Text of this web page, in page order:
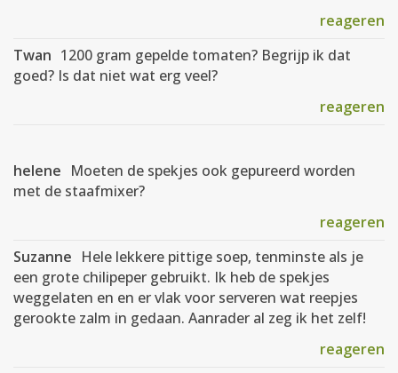
reageren
Twan 1200 gram gepelde tomaten? Begrijp ik dat
goed? Is dat niet wat erg veel?
reageren
helene Moeten de spekjes ook gepureerd worden
met de staafmixer?
reageren
Suzanne Hele lekkere pittige soep, tenminste als je
een grote chilipeper gebruikt. Ik heb de spekjes
weggelaten en en er vlak voor serveren wat reepjes
gerookte zalm in gedaan. Aanrader al zeg ik het zelf!
reageren